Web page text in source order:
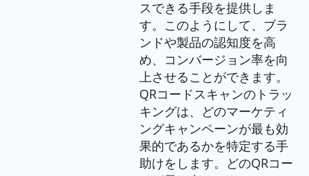
スできる手段を提供しま
す。このようにして、ブラ
ンドや製品の認知度を高
め、コンバージョン率を向
上させることができます。
QRコードスキャンのトラッ
キングは、どのマーケティ
ングキャンペーンが最も効
果的であるかを特定する手
助けをします。どのQRコー